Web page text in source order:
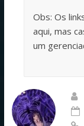
Obs: Os
aqui, mas
um